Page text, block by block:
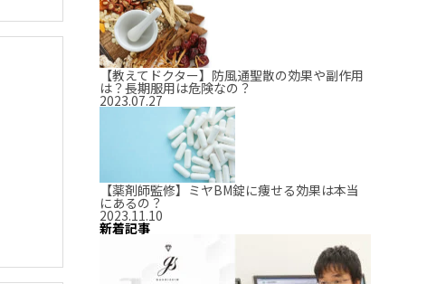
【教えてドクター】防風通聖散の効果や副作用
は？長期服用は危険なの？
2023.07.27
【薬剤師監修】ミヤBM錠に痩せる効果は本当
にあるの？
2023.11.10
新着記事